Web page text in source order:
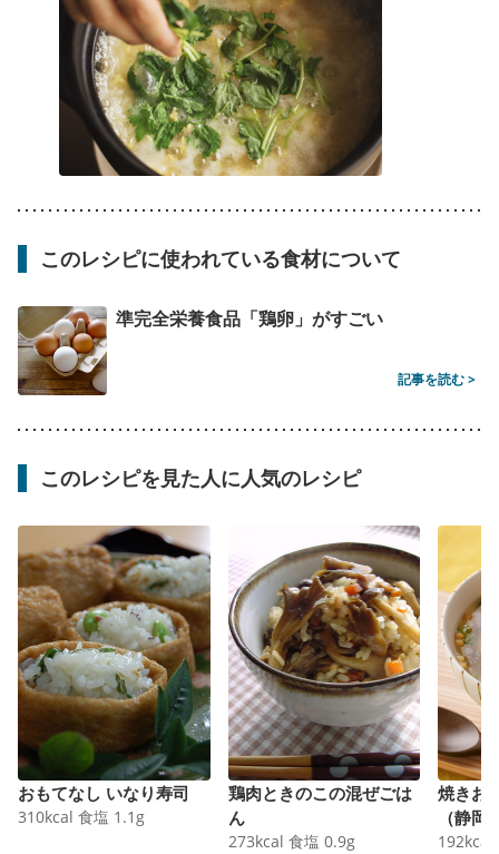
このレシピに使われている食材について
準完全栄養食品「鶏卵」がすごい
記事を読む >
このレシピを見た人に人気のレシピ
おもてなし いなり寿司
310kcal 食塩 1.1 g
鶏肉ときのこの混ぜごは
ん
273kcal 食塩 0.9g
焼きお
（静岡 聖隷三方原病院よ
り）
192kcal